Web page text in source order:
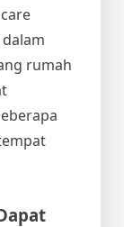
rumah